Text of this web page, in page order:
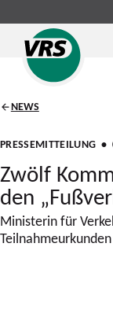
NEWS
PRESSEMITTEILUNG •
Zwölf
den
Ministerin für